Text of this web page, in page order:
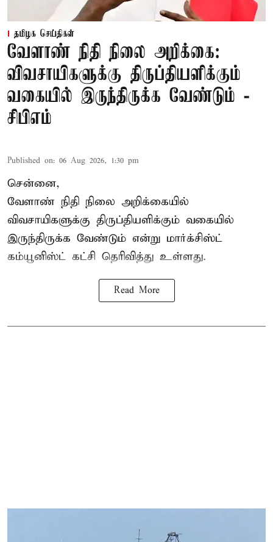
தமிழக செய்திகள்
வேளாண் நிதி நிலை அறிக்கை:
விவசாயிகளுக்கு திருப்தியளிக்கும்
வகையில் இருந்திருக்க வேண்டும் -
சிபிஎம்
Published on: 06 Aug 2026, 1:30 pm
சென்னை,
வேளாண் நிதி நிலை அறிக்கையில்
விவசாயிகளுக்கு திருப்தியளிக்கும் வகையில்
இருந்திருக்க வேண்டும் என்று மார்க்சிஸ்ட்
கம்யூனிஸ்ட் கட்சி தெரிவித்து உள்ளது.
Read More